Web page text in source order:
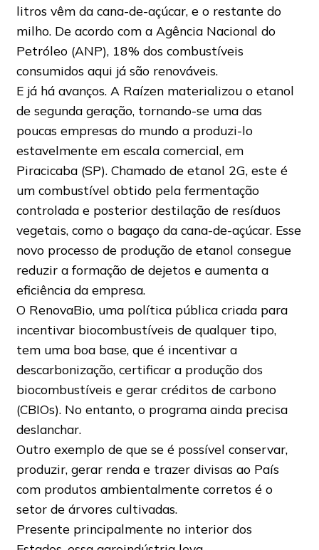
litros vêm da cana-de-açúcar, e o restante do
milho. De acordo com a Agência Nacional do
Petróleo (ANP), 18% dos combustíveis
consumidos aqui já são renováveis.
E já há avanços. A Raízen materializou o etanol
de segunda geração, tornando-se uma das
poucas empresas do mundo a produzi-lo
estavelmente em escala comercial, em
Piracicaba (SP). Chamado de etanol 2G, este é
um combustível obtido pela fermentação
controlada e posterior destilação de resíduos
vegetais, como o bagaço da cana-de-açúcar. Esse
novo processo de produção de etanol consegue
reduzir a formação de dejetos e aumenta a
eficiência da empresa.
O RenovaBio, uma política pública criada para
incentivar biocombustíveis de qualquer tipo,
tem uma boa base, que é incentivar a
descarbonização, certificar a produção dos
biocombustíveis e gerar créditos de carbono
(CBIOs). No entanto, o programa ainda precisa
deslanchar.
Outro exemplo de que se é possível conservar,
produzir, gerar renda e trazer divisas ao País
com produtos ambientalmente corretos é o
setor de árvores cultivadas.
Presente principalmente no interior dos